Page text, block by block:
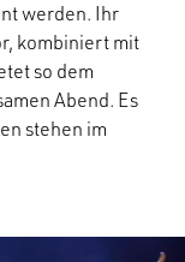
werden. Ihr
kombiniert mit
so dem
Abend. Es
stehen im